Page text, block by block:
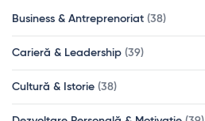
Business & Antreprenoriat (38)
Carieră & Leadership (39)
Cultură & Istorie (38)